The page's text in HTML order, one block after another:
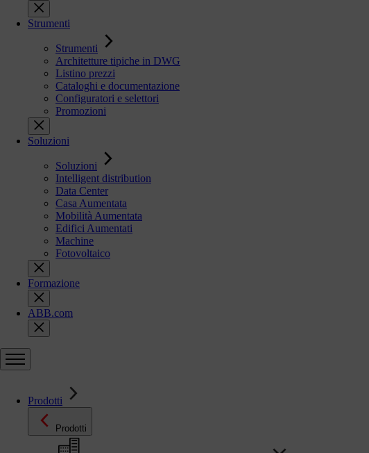
Strumenti
Strumenti
Architetture tipiche in DWG
Listino prezzi
Cataloghi e documentazione
Configuratori e selettori
Promozioni
Soluzioni
Soluzioni
Intelligent distribution
Data Center
Casa Aumentata
Mobilità Aumentata
Edifici Aumentati
Machine
Fotovoltaico
Formazione
ABB.com
Prodotti
Prodotti